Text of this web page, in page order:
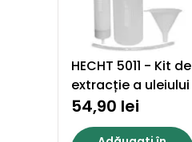
HECHT 5011 - Kit de
extracție a uleiului
54,90 lei